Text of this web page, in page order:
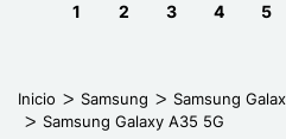
1 2 3 4 5
Inicio Samsung
Samsung
Samsung Galaxy A35 5G